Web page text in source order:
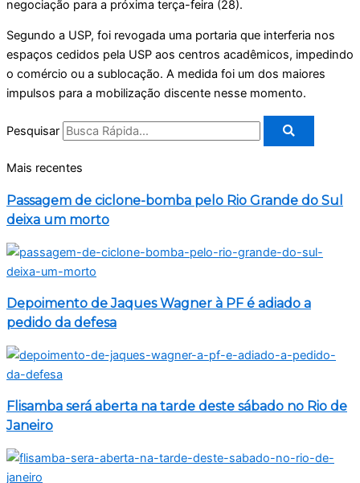
negociação para a próxima terça-feira (28).
Segundo a USP, foi revogada uma portaria que interferia nos
espaços cedidos pela USP aos centros acadêmicos, impedindo
o comércio ou a sublocação. A medida foi um dos maiores
impulsos para a mobilização discente nesse momento.
Pesquisar
Mais recentes
Passagem de ciclone-bomba pelo Rio Grande do Sul
deixa um morto
Depoimento de Jaques Wagner à PF é adiado a
pedido da defesa
Flisamba será aberta na tarde deste sábado no Rio de
Janeiro